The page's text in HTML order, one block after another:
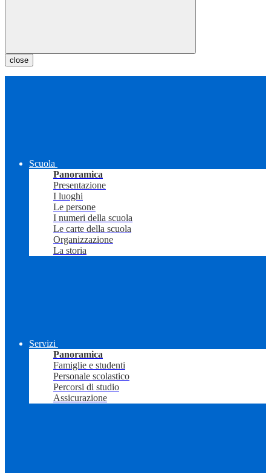
close
Scuola
Panoramica
Presentazione
I luoghi
Le persone
I numeri della scuola
Le carte della scuola
Organizzazione
La storia
Servizi
Panoramica
Famiglie e studenti
Personale scolastico
Percorsi di studio
Assicurazione